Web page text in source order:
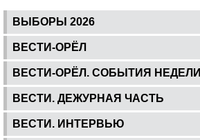
ВЫБОРЫ 2026
ВЕСТИ-ОРЁЛ
ВЕСТИ-ОРЁЛ. СОБЫТИЯ НЕДЕЛИ
ВЕСТИ. ДЕЖУРНАЯ ЧАСТЬ
ВЕСТИ. ИНТЕРВЬЮ